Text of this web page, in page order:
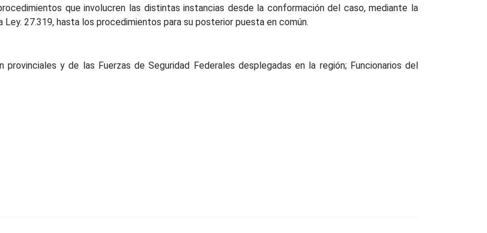
que involucren las distintas instancias desde la conformación del caso, mediante la
27.319, hasta los procedimientos para su posterior puesta en común.
y de las Fuerzas de Seguridad Federales desplegadas en la región; Funcionarios del